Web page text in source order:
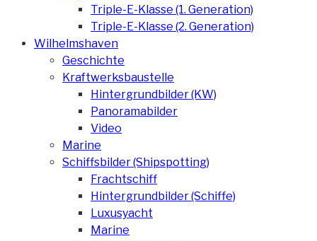
Triple-E-Klasse (1. Generation)
Triple-E-Klasse (2. Generation)
Wilhelmshaven
Geschichte
Kraftwerksbaustelle
Hintergrundbilder (KW)
Panoramabilder
Video
Marine
Schiffsbilder (Shipspotting)
Frachtschiff
Hintergrundbilder (Schiffe)
Luxusyacht
Marine